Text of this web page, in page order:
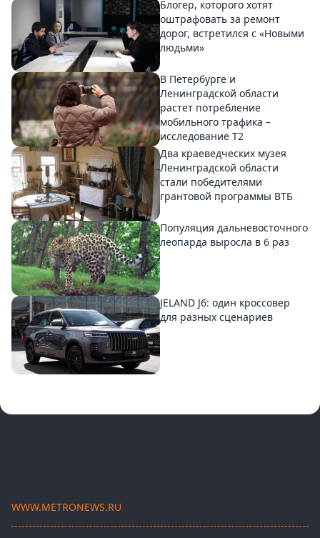
Блогер, которого хотят
оштрафовать за ремонт
дорог, встретился с «Новыми
людьми»
В Петербурге и
Ленинградской области
растет потребление
мобильного трафика –
исследование T2
Два краеведческих музея
Ленинградской области
стали победителями
грантовой программы ВТБ
Популяция дальневосточного
леопарда выросла в 6 раз
JELAND J6: один кроссовер
для разных сценариев
WWW.METRONEWS.RU